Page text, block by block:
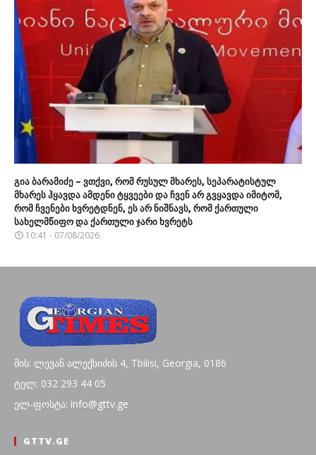
გია ბარამიძე – ვთქვი, რომ რუსულ მხარეს, სეპარატისტულ
მხარეს ჰყავდა ამდენი ტყვეები და ჩვენ არ გვყავდა იმიტომ,
რომ ჩვენები ხვრეტდნენ, ეს არ ნიშნავს, რომ ქართული
სახელმწიფო და ქართული ჯარი ხვრეტს
10:41 - 07/08/2026
მის: ლევან ალექსიძის 4, Tbilisi, Georgia, 0186
ტელ: 032 293 44 05
ელ-ფოსტა: info@gttv.ge
GTTV.GE